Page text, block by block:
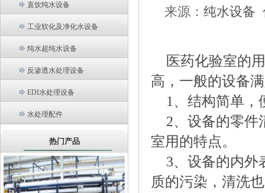
直饮纯水设备
工业软化及净化水设备
纯水超纯水设备
反渗透水处理设备
EDI水处理设备
水处理配件
热门产品
来源： 纯水设备
医药化验室的
高，一般的设备
1、结构简单，
2、设备的零件
室用的特点。
3、设备的内外
质的污染，清洗